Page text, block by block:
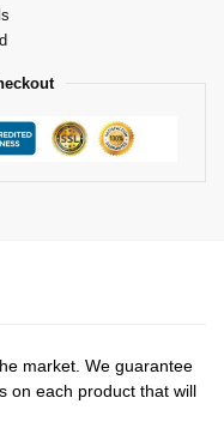
market. We guarantee
on each product that will